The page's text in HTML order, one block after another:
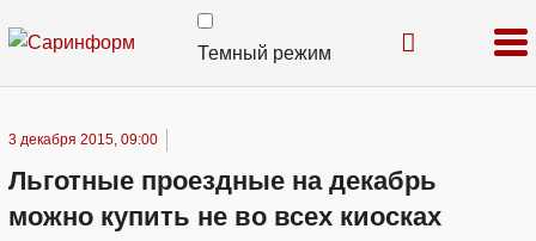
Темный режим
3 декабря 2015, 09:00
Льготные проездные на декабрь
можно купить не во всех киосках